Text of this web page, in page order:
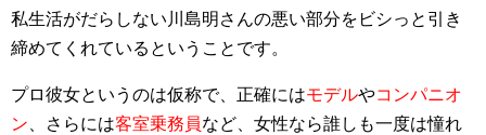
私生活がだらしない川島明さんの悪い部分をビシっと引き
締めてくれているということです。
プロ彼女というのは仮称で、正確にはモデルやコンパニオ
ン 、さらには客室乗務員など、女性なら誰しも一度は憧れ